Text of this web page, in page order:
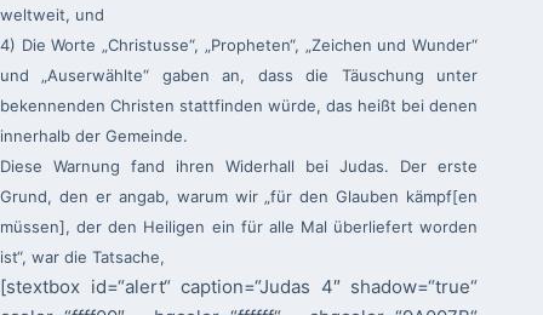
weltweit, und
4) Die Worte „Christusse“, „Propheten“, „Zeichen und Wunder“
und „Auserwählte“ gaben an, dass die Täuschung unter
bekennenden Christen stattfinden würde, das heißt bei denen
innerhalb der Gemeinde.
Diese Warnung fand ihren Widerhall bei Judas. Der erste
Grund, den er angab, warum wir „für den Glauben kämpf[en
müssen], der den Heiligen ein für alle Mal überliefert worden
ist“, war die Tatsache,
[stextbox id=“alert“ caption=“Judas 4″ shadow=“true“